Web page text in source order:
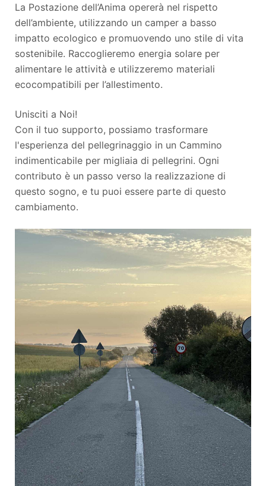
La Postazione dell’Anima opererà nel rispetto
dell’ambiente, utilizzando un camper a basso
impatto ecologico e promuovendo uno stile di vita
sostenibile. Raccoglieremo energia solare per
alimentare le attività e utilizzeremo materiali
ecocompatibili per l’allestimento.
Unisciti a Noi!
Con il tuo supporto, possiamo trasformare
l'esperienza del pellegrinaggio in un Cammino
indimenticabile per migliaia di pellegrini. Ogni
contributo è un passo verso la realizzazione di
questo sogno, e tu puoi essere parte di questo
cambiamento.